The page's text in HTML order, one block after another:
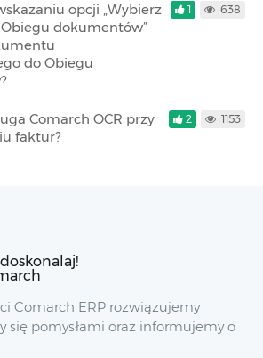
opcji „Wybierz
dokumentów”
do Obiegu
1 638
Comarch OCR przy
faktur?
2 1153
Comarch ERP rozwiązujemy
się pomysłami oraz informujemy o